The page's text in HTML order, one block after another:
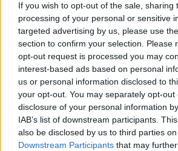
If you wish to opt-out of the sale, sharing
processing of your personal or sensitive
targeted advertising by us, please use
section to confirm your selection. Please
opt-out request is processed you may
interest-based ads based on personal
us or personal information disclosed to
your opt-out. You may separately opt-
disclosure of your personal information
IAB’s list of downstream participants.
also be disclosed by us to third parties
Downstream Participants that may
Φόρμουλα εμπλουτισμένη με λινέλαιο
Μαλακτική κρέμα καθημερινής χρήσης
απαλότητα και ελαστικότητα στα
εκχυλίσματα λινελαίου και πανθενόλης.
Αφήνει τα μαλλιά ανάλαφρα και έξτρα
τα μαλλιά χωρίς να τα βαραίνει και
όλους τους τύπους μαλλιών καθώς και
χρήση.